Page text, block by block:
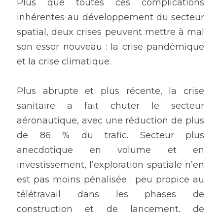
Plus que toutes ces complications
inhérentes au développement du secteur
spatial, deux crises peuvent mettre à mal
son essor nouveau : la crise pandémique
et la crise climatique.
Plus abrupte et plus récente, la crise
sanitaire a fait chuter le secteur
aéronautique, avec une réduction de plus
de 86 % du trafic. Secteur plus
anecdotique en volume et en
investissement, l’exploration spatiale n’en
est pas moins pénalisée : peu propice au
télétravail dans les phases de
construction et de lancement, de